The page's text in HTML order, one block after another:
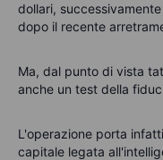
dollari,
dopo il recente
Ma, dal punto di vista
anche un test della
L'operazione porta
capitale legata